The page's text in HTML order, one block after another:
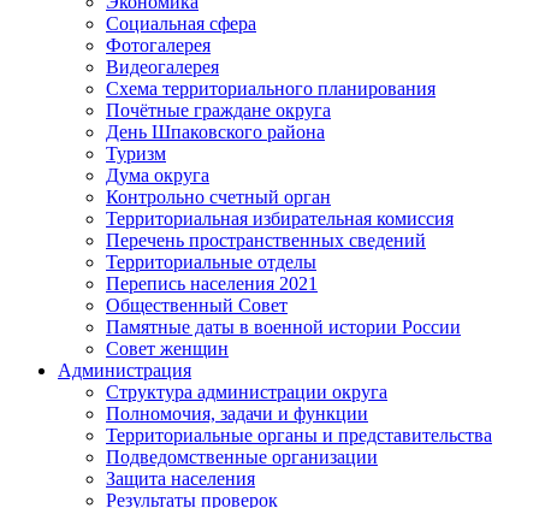
Социальная сфера
Фотогалерея
Видеогалерея
Схема территориального планирования
Почётные граждане округа
День Шпаковского района
Туризм
Дума округа
Контрольно счетный орган
Территориальная избирательная комиссия
Перечень пространственных сведений
Территориальные отделы
Перепись населения 2021
Общественный Совет
Памятные даты в военной истории России
Совет женщин
Администрация
Структура администрации округа
Полномочия, задачи и функции
Территориальные органы и представительства
Подведомственные организации
Защита населения
Результаты проверок